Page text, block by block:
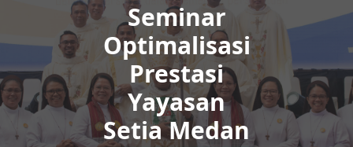
Seminar
Optimalisasi
Prestasi
Yayasan
Setia Medan